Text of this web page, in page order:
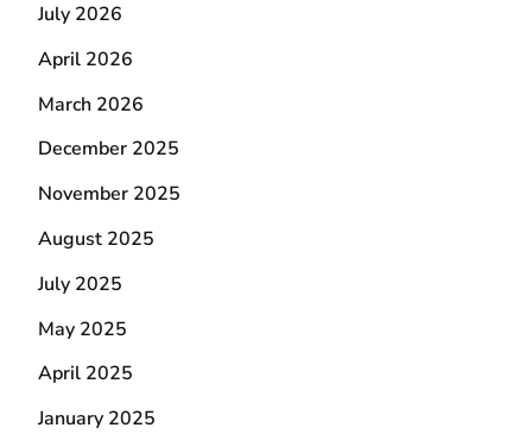
July 2026
April 2026
March 2026
December 2025
November 2025
August 2025
July 2025
May 2025
April 2025
January 2025